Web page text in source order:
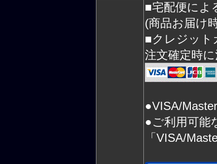
■宅配便によ
(商品お届け
■クレジット
注文確定時
●VISA/
●ご利用可能
「VISA/